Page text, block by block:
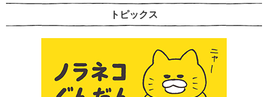
トピックス